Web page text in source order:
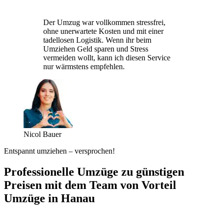
Der Umzug war vollkommen stressfrei,
ohne unerwartete Kosten und mit einer
tadellosen Logistik. Wenn ihr beim
Umziehen Geld sparen und Stress
vermeiden wollt, kann ich diesen Service
nur wärmstens empfehlen.
Nicol Bauer
Entspannt umziehen – versprochen!
Professionelle Umzüge zu günstigen
Preisen mit dem Team von Vorteil
Umzüge in Hanau